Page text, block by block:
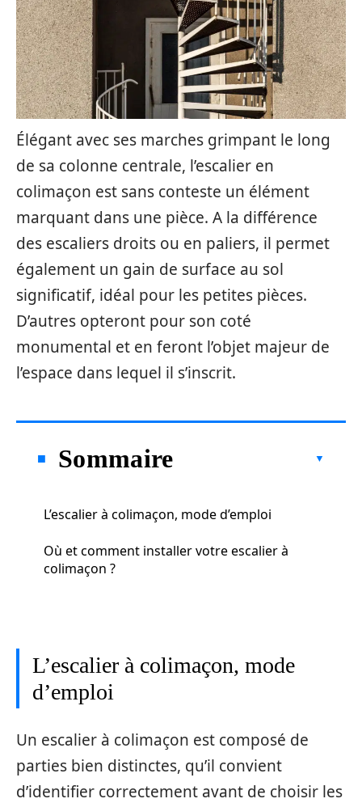
Élégant avec ses marches grimpant le long
de sa colonne centrale, l’escalier en
colimaçon est sans conteste un élément
marquant dans une pièce. A la différence
des escaliers droits ou en paliers, il permet
également un gain de surface au sol
significatif, idéal pour les petites pièces.
D’autres opteront pour son coté
monumental et en feront l’objet majeur de
l’espace dans lequel il s’inscrit.
Sommaire
L’escalier à colimaçon, mode d’emploi
Où et comment installer votre escalier à
colimaçon ?
L’escalier à colimaçon, mode
d’emploi
Un escalier à colimaçon est composé de
parties bien distinctes, qu’il convient
d’identifier correctement avant de choisir les